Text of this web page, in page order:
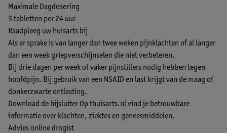
Maximale Dagdosering
3 tabletten per 24 uur
Raadpleeg uw huisarts bij
Als er sprake is van langer dan twee weken pijnklachten of al langer
dan een week griepverschijnselen die niet verbeteren.
Bij drie dagen per week of vaker pijnstillers nodig hebben tegen
hoofdpijn. Bij gebruik van een NSAID en last krijgt van de maag of
donkerzwarte ontlasting.
Download de bijsluiter Op thuisarts.nl vind je betrouwbare
informatie over klachten, ziektes en geneesmiddelen.
Advies online drogist